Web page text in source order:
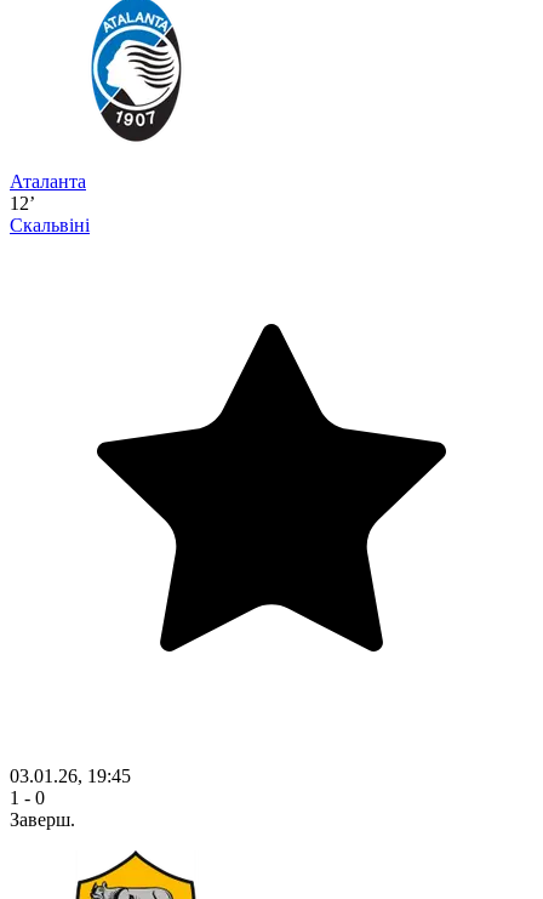
Аталанта
12’
Скальвіні
03.01.26, 19:45
1 - 0
Заверш.